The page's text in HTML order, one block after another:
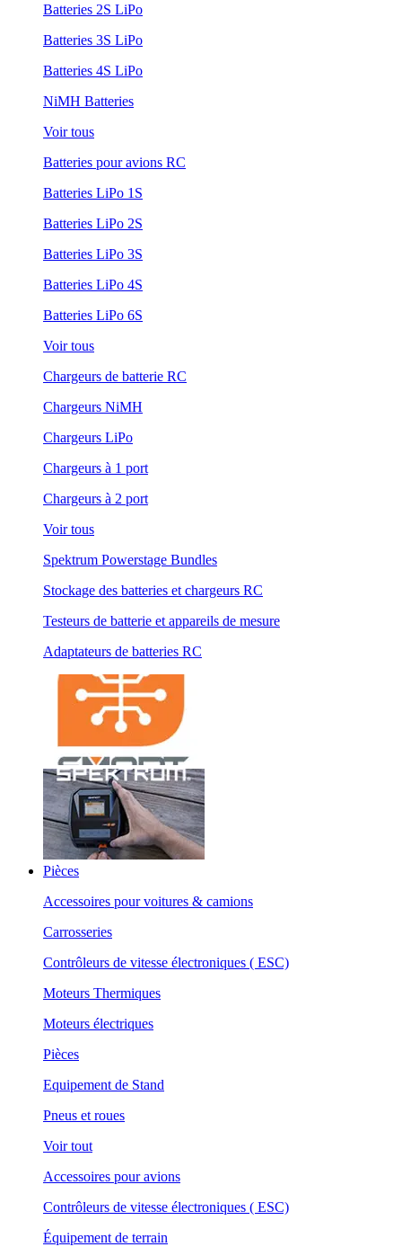
Batteries 2S LiPo
Batteries 3S LiPo
Batteries 4S LiPo
NiMH Batteries
Voir tous
Batteries pour avions RC
Batteries LiPo 1S
Batteries LiPo 2S
Batteries LiPo 3S
Batteries LiPo 4S
Batteries LiPo 6S
Voir tous
Chargeurs de batterie RC
Chargeurs NiMH
Chargeurs LiPo
Chargeurs à 1 port
Chargeurs à 2 port
Voir tous
Spektrum Powerstage Bundles
Stockage des batteries et chargeurs RC
Testeurs de batterie et appareils de mesure
Adaptateurs de batteries RC
Pièces
Accessoires pour voitures & camions
Carrosseries
Contrôleurs de vitesse électroniques ( ESC)
Moteurs Thermiques
Moteurs électriques
Pièces
Equipement de Stand
Pneus et roues
Voir tout
Accessoires pour avions
Contrôleurs de vitesse électroniques ( ESC)
Équipement de terrain